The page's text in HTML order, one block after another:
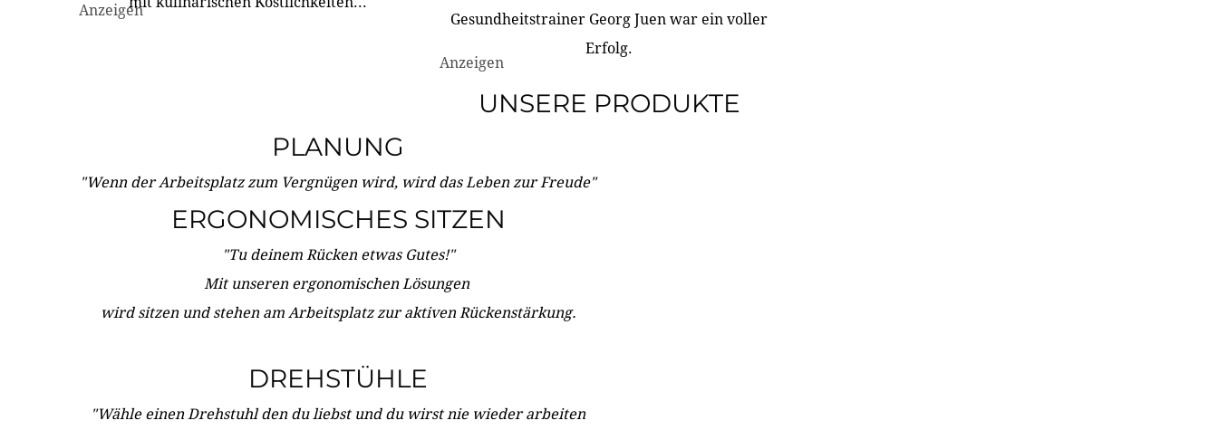
Anzeigen
Gesundheitstrainer Georg Juen war ein voller
Erfolg.
Anzeigen
UNSERE PRODUKTE
PLANUNG
"Wenn der Arbeitsplatz zum Vergnügen wird, wird das Leben zur Freude"
ERGONOMISCHES SITZEN
"Tu deinem Rücken etwas Gutes!"
Mit unseren ergonomischen Lösungen
wird sitzen und stehen am Arbeitsplatz zur aktiven Rückenstärkung.
DREHSTÜHLE
"Wähle einen Drehstuhl den du liebst und du wirst nie wieder arbeiten